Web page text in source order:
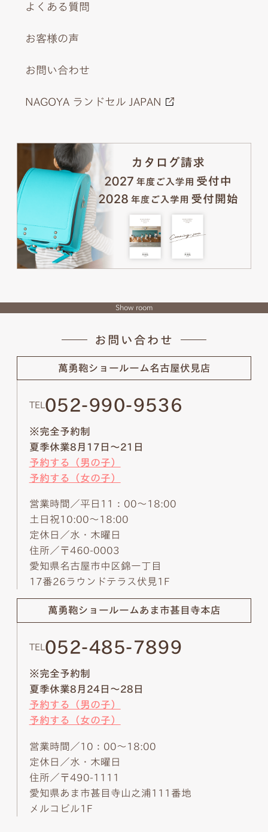
よくある質問
お客様の声
お問い合わせ
NAGOYA ランドセル JAPAN
Show room
お問い合わせ
萬勇鞄ショールーム名古屋伏見店
TEL 052-990-9536
※完全予約制
夏季休業8月17日～21日
予約する（男の子）
予約する（女の子）
営業時間／平日11：00～18:00
土日祝10:00～18:00
定休日／水・木曜日
住所／〒460-0003
愛知県名古屋市中区錦一丁目
17番26ラウンドテラス伏見1F
萬勇鞄ショールームあま市甚目寺本店
TEL 052-485-7899
※完全予約制
夏季休業8月24日～28日
予約する（男の子）
予約する（女の子）
営業時間／10：00～18:00
定休日／水・木曜日
住所／〒490-1111
愛知県あま市甚目寺山之浦111番地
メルコビル1F